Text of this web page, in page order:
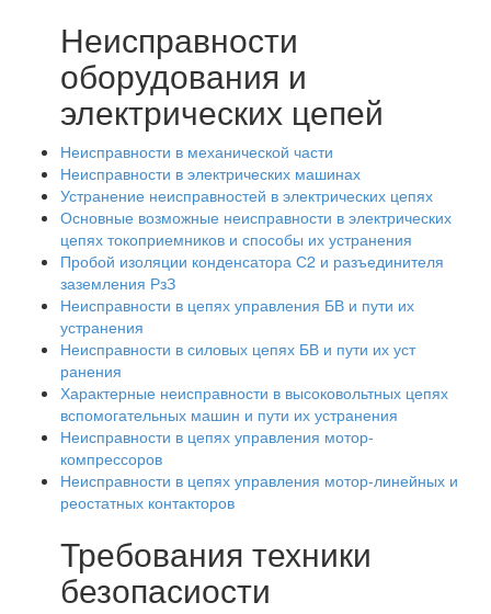
Неисправности
оборудования и
электрических цепей
Неисправности в механической части
Неисправности в электрических машинах
Устранение неисправностей в электрических цепях
Основные возможные неисправности в электрических
цепях токоприемников и способы их устранения
Пробой изоляции конденсатора С2 и разъединителя
заземления РзЗ
Неисправности в цепях управления БВ и пути их
устранения
Неисправности в силовых цепях БВ и пути их уст
ранения
Характерные неисправности в высоковольтных цепях
вспомогательных машин и пути их устранения
Неисправности в цепях управления мотор-
компрессоров
Неисправности в цепях управления мотор-линейных и
реостатных контакторов
Требования техники
безопасиости